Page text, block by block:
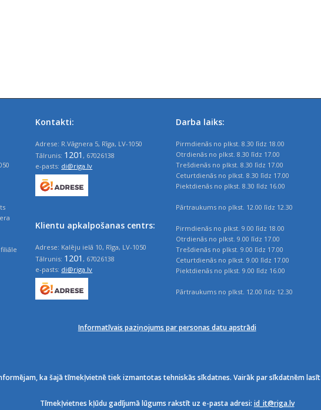
Kontakti:
Adrese: R.Vāgnera 5, Rīga, LV-1050
Tālrunis: 1201, 67026138
e-pasts: di@riga.lv
Klientu apkalpošanas centrs:
Adrese: Kalēju ielā 10, Rīga, LV-1050
Tālrunis: 1201, 67026138
e-pasts: di@riga.lv
Darba laiks:
Pirmdienās no plkst. 8.30 līdz 18.00
Otrdienās no plkst. 8.30 līdz 17.00
Trešdienās no plkst. 8.30 līdz 17.00
Ceturtdienās no plkst. 8.30 līdz 17.00
Piektdienās no plkst. 8.30 līdz 16.00
Pārtraukums no plkst. 12.00 līdz 12.30
Pirmdienās no plkst. 9.00 līdz 18.00
Otrdienās no plkst. 9.00 līdz 17.00
Trešdienās no plkst. 9.00 līdz 17.00
Ceturtdienās no plkst. 9.00 līdz 17.00
Piektdienās no plkst. 9.00 līdz 16.00
Pārtraukums no plkst. 12.00 līdz 12.30
Informatīvais paziņojums par personas datu apstrādi
ka šajā tīmekļvietnē tiek izmantotas tehniskās sīkdatnes. Vairāk par sīkdatnēm lasīt
Tīmekļvietnes kļūdu gadījumā lūgums rakstīt uz e-pasta adresi: id_it@riga.lv